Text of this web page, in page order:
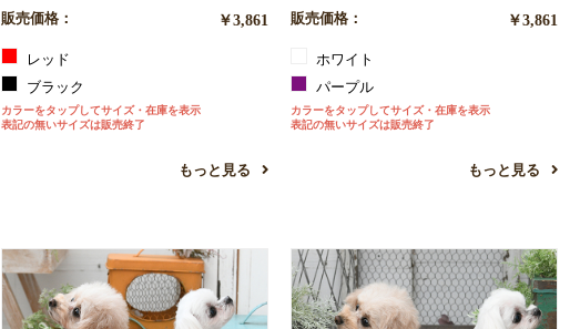
販売価格： ￥3,861
レッド
ブラック
カラーをタップしてサイズ・在庫を表示
表記の無いサイズは販売終了
もっと見る
販売価格： ￥3,861
ホワイト
パープル
カラーをタップしてサイズ・在庫を表示
表記の無いサイズは販売終了
もっと見る